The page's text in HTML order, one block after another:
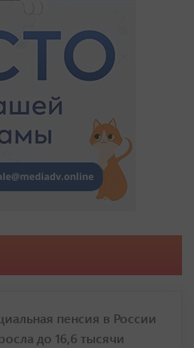
пенсия в России
до 16,6 тысячи